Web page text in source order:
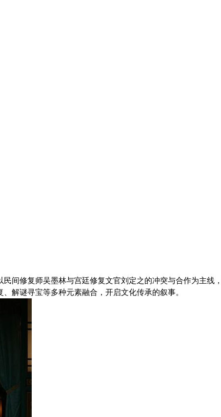
间修复师吴墨林与宫廷修复文官刘定之的冲突与合作为主线
解谜寻宝等多种元素融合，开启文化传承的叙事。